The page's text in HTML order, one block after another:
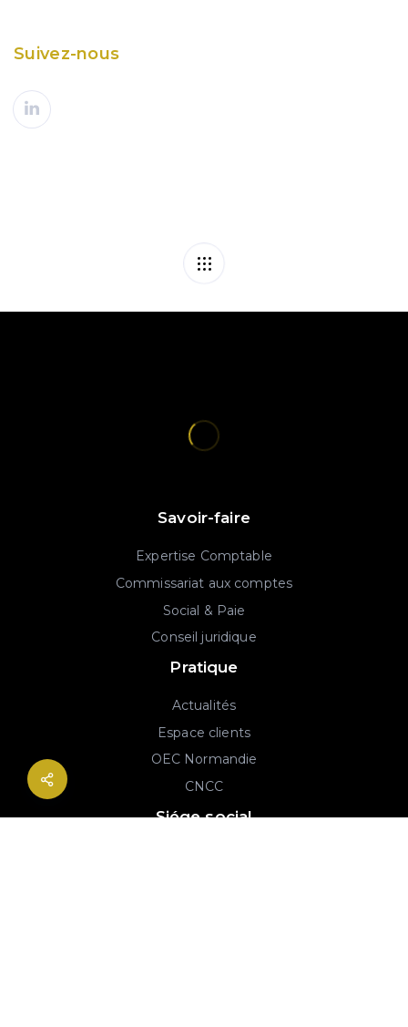
Suivez-nous
Savoir-faire
Expertise Comptable
Commissariat aux comptes
Social & Paie
Conseil juridique
Pratique
Actualités
Espace clients
OEC Normandie
CNCC
Siége social